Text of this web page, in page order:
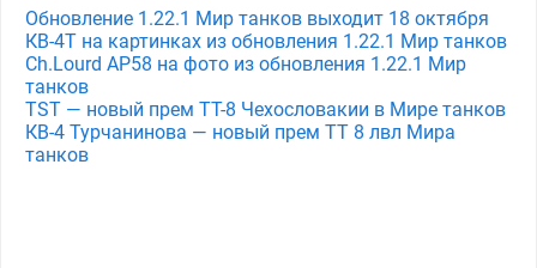
Обновление 1.22.1 Мир танков выходит 18 октября
КВ-4Т на картинках из обновления 1.22.1 Мир танков
Ch.Lourd AP58 на фото из обновления 1.22.1 Мир
танков
TST — новый прем ТТ-8 Чехословакии в Мире танков
КВ-4 Турчанинова — новый прем ТТ 8 лвл Мира
танков